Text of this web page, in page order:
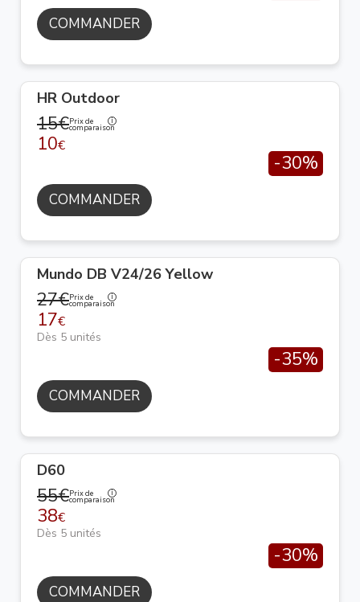
COMMANDER
HR Outdoor
15€Prix de
comparaison
10€
-30%
COMMANDER
Mundo DB V24/26 Yellow
27€Prix de
comparaison
17€
Dès 5 unités
-35%
COMMANDER
D60
55€Prix de
comparaison
38€
Dès 5 unités
-30%
COMMANDER